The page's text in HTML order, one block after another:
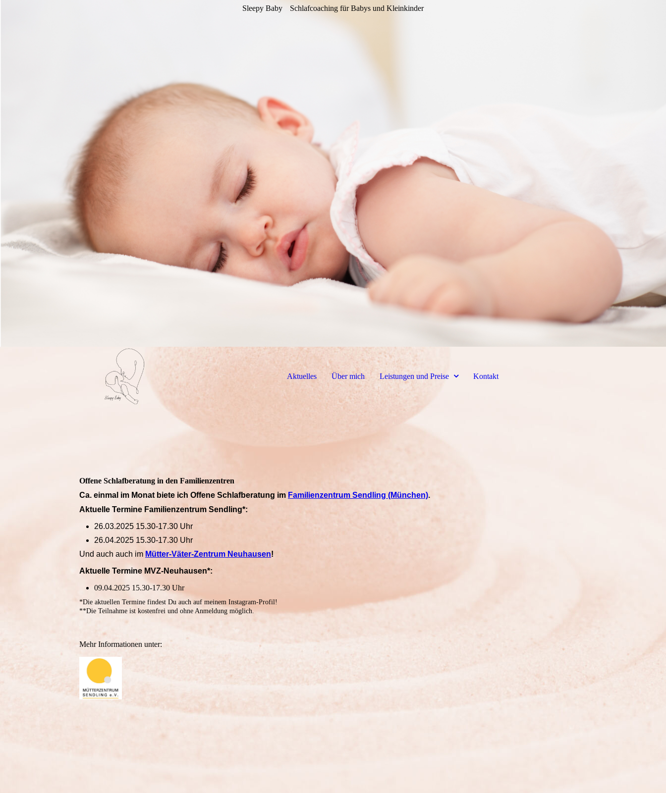
Sleepy Baby Schlafcoaching für Babys und Kleinkinder
Aktuelles Über mich Leistungen und Preise Kontakt
Offene Schlafberatung in den Familienzentren
Ca. einmal im Monat biete ich Offene Schlafberatung im Familienzentrum Sendling (München).
Aktuelle Termine Familienzentrum Sendling*:
26.03.2025 15.30-17.30 Uhr
26.04.2025 15.30-17.30 Uhr
Und auch auch im Mütter-Väter-Zentrum Neuhausen!
Aktuelle Termine MVZ-Neuhausen*:
09.04.2025 15.30-17.30 Uhr
*Die aktuellen Termine findest Du auch auf meinem Instagram-Profil!
**Die Teilnahme ist kostenfrei und ohne Anmeldung möglich.
Mehr Informationen unter: